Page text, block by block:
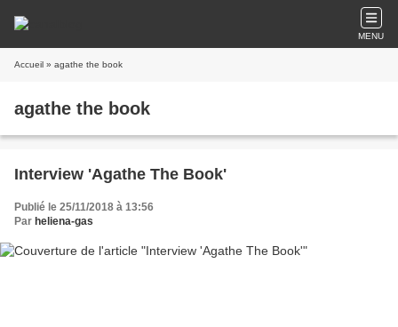
MENU
Accueil » agathe the book
agathe the book
Interview 'Agathe The Book'
Publié le 25/11/2018 à 13:56
Par heliena-gas